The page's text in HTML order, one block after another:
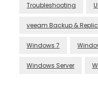
Troubleshooting
veeam Backup &
Windows 7
Windows Server